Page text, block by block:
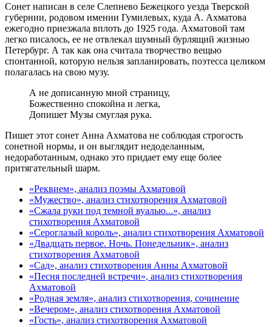
Сонет написан в селе Слепнево Бежецкого уезда Тверской
губернии, родовом имении Гумилевых, куда А. Ахматова
ежегодно приезжала вплоть до 1925 года. Ахматовой там
легко писалось, ее не отвлекал шумный бурлящий жизнью
Петербург. А так как она считала творчество вещью
спонтанной, которую нельзя запланировать, поэтесса целиком
полагалась на свою музу.
А не дописанную мной страницу,
Божественно спокойна и легка,
Допишет Музы смуглая рука.
Пишет этот сонет Анна Ахматова не соблюдая строгость
сонетной нормы, и он выглядит недоделанным,
недоработанным, однако это придает ему еще более
притягательный шарм.
«Реквием», анализ поэмы Ахматовой
«Мужество», анализ стихотворения Ахматовой
«Сжала руки под темной вуалью...», анализ
стихотворения Ахматовой
«Сероглазый король», анализ стихотворения Ахматовой
«Двадцать первое. Ночь. Понедельник», анализ
стихотворения Ахматовой
«Сад», анализ стихотворения Анны Ахматовой
«Песня последней встречи», анализ стихотворения
Ахматовой
«Родная земля», анализ стихотворения, сочинение
«Вечером», анализ стихотворения Ахматовой
«Гость», анализ стихотворения Ахматовой